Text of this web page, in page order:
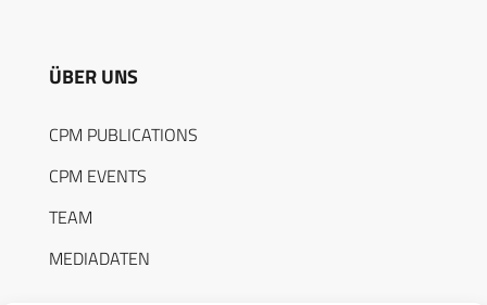
ÜBER UNS
CPM PUBLICATIONS
CPM EVENTS
TEAM
MEDIADATEN